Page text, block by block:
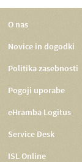
O nas
Novice in dogodki
Politika zasebnosti
Pogoji uporabe
eHramba Logitus
Service Desk
ISL Online